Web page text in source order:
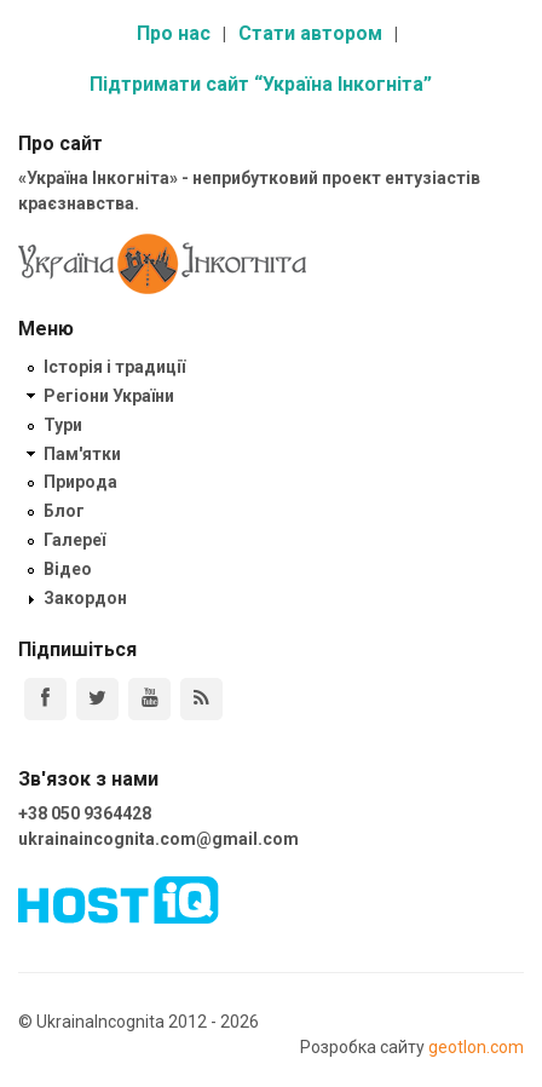
Про нас Стати автором
Підтримати сайт “Україна Інкогніта”
Про сайт
«Україна Інкогніта» - неприбутковий проект ентузіастів
краєзнавства.
Меню
Історія і традиції
Регіони України
Тури
Пам'ятки
Природа
Блог
Галереї
Відео
Закордон
Підпишіться
Зв'язок з нами
+38 050 9364428
ukrainaincognita.com@gmail.com
© UkrainaIncognita 2012 - 2026
Розробка сайтуgeotlon.com